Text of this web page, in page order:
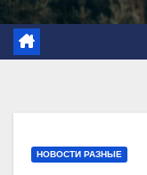
НОВОСТИ РАЗНЫЕ